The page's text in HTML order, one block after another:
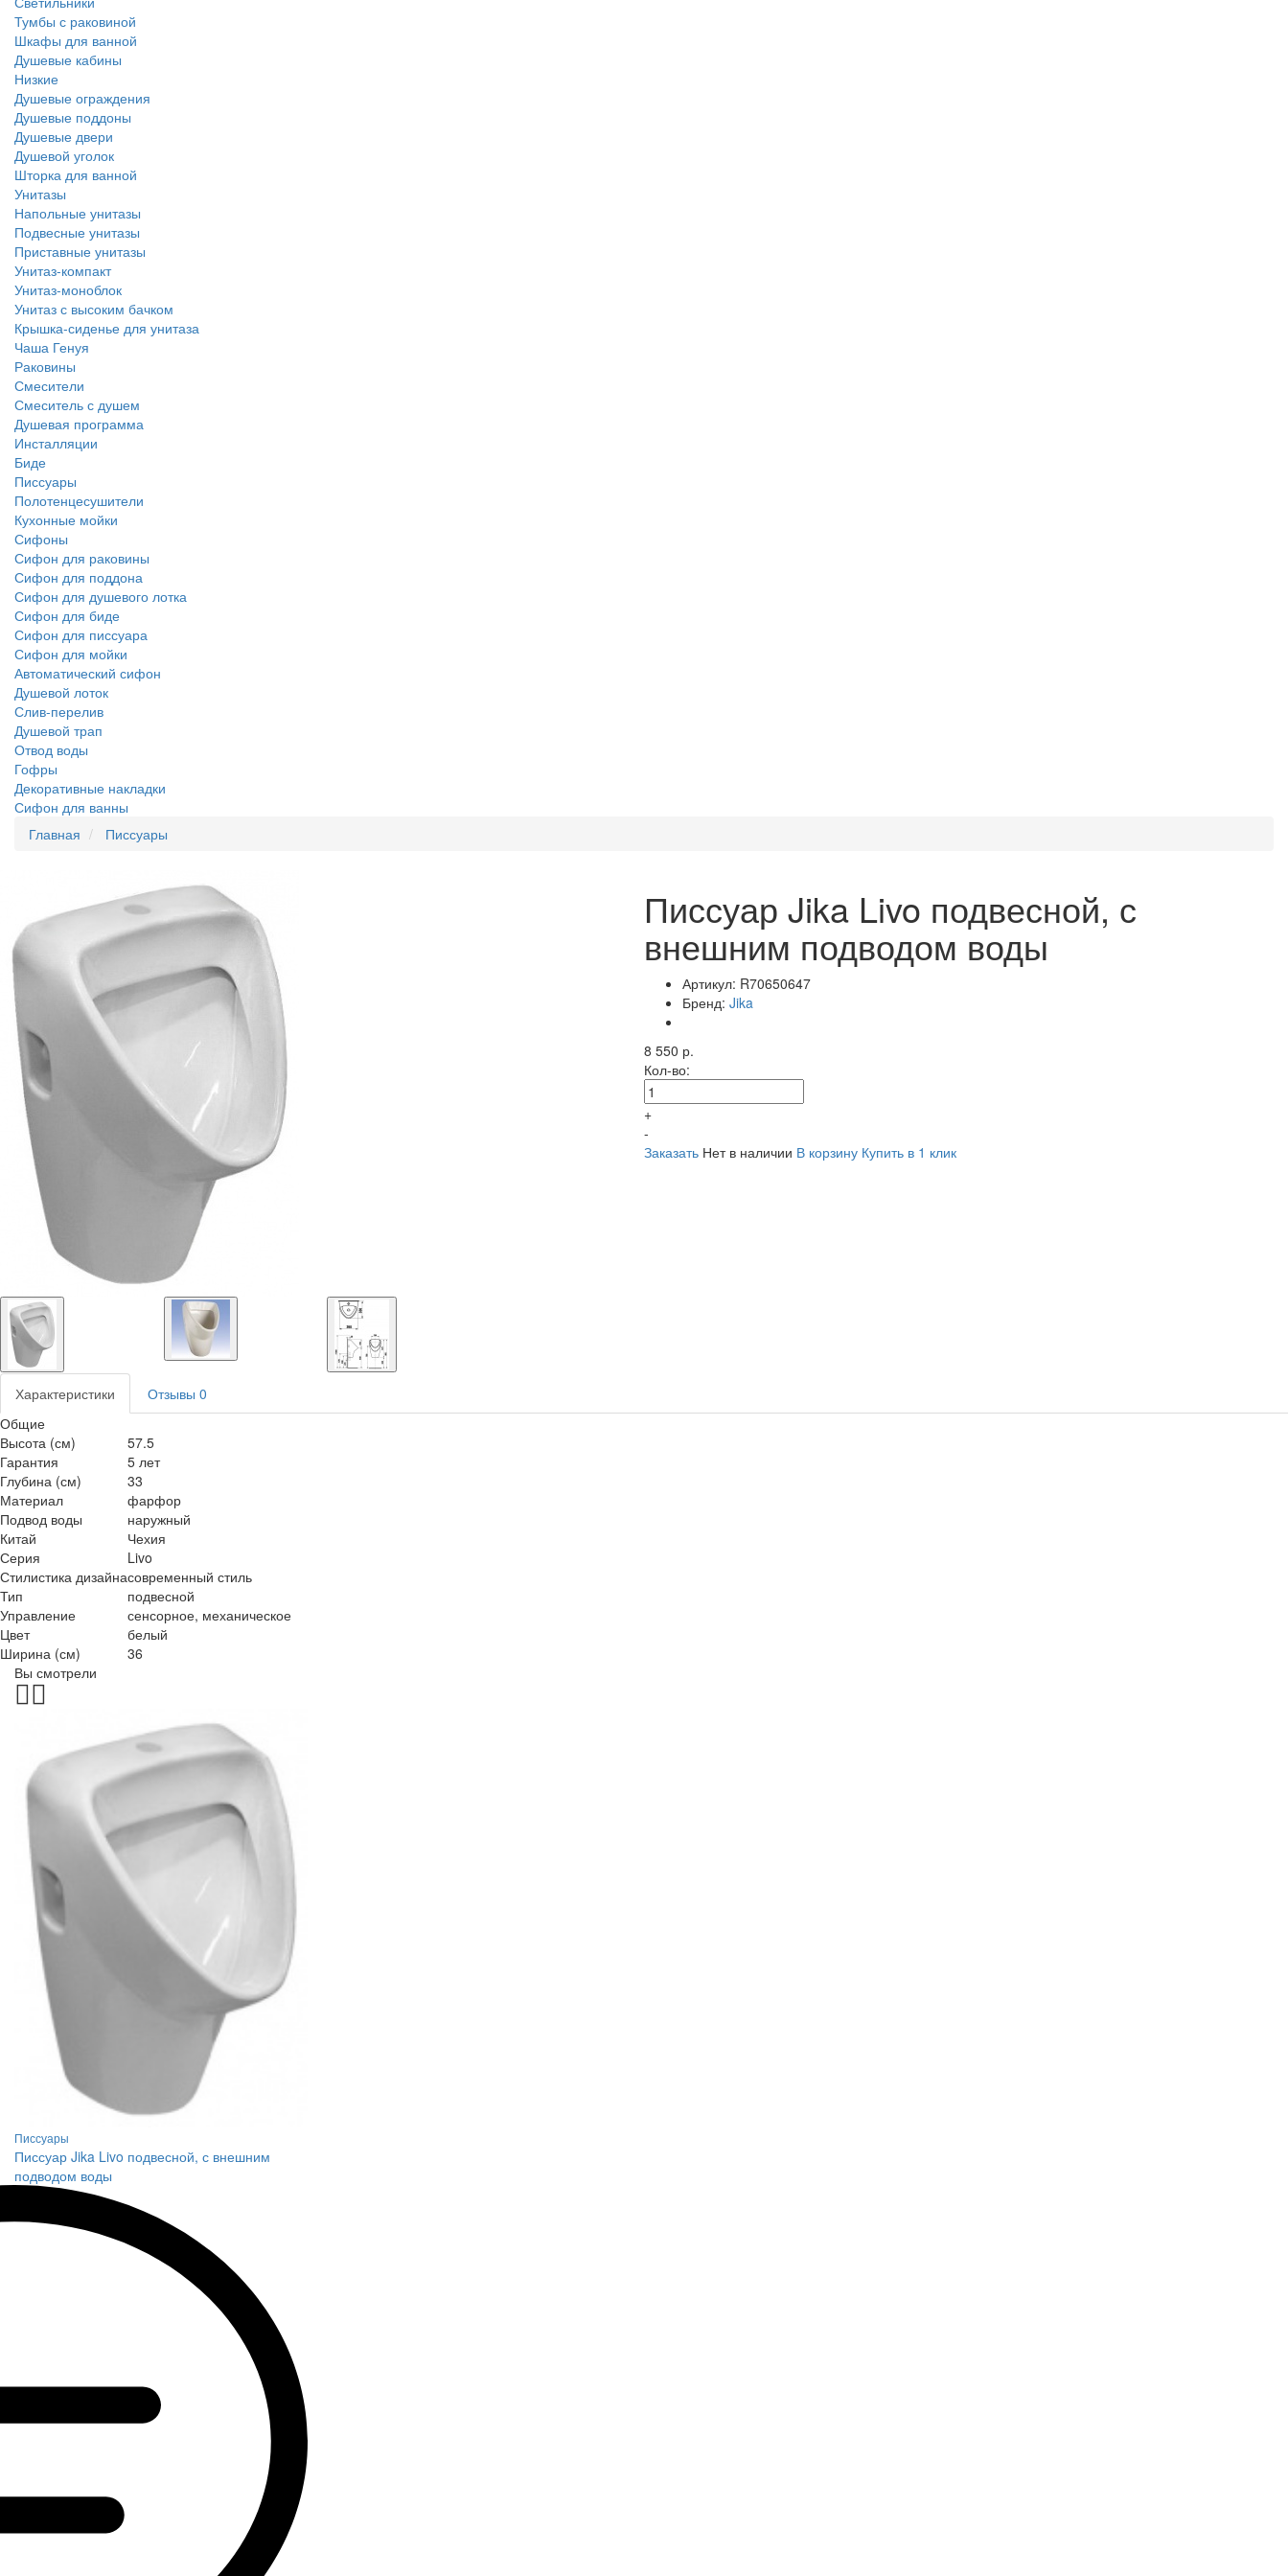
Тумбы с раковиной
Шкафы для ванной
Душевые кабины
Низкие
Душевые ограждения
Душевые поддоны
Душевые двери
Душевой уголок
Шторка для ванной
Унитазы
Напольные унитазы
Подвесные унитазы
Приставные унитазы
Унитаз-компакт
Унитаз-моноблок
Унитаз с высоким бачком
Крышка-сиденье для унитаза
Чаша Генуя
Раковины
Смесители
Смеситель с душем
Душевая программа
Инсталляции
Биде
Писсуары
Полотенцесушители
Кухонные мойки
Сифоны
Сифон для раковины
Сифон для поддона
Сифон для душевого лотка
Сифон для биде
Сифон для писсуара
Сифон для мойки
Автоматический сифон
Душевой лоток
Слив-перелив
Душевой трап
Отвод воды
Гофры
Декоративные накладки
Сифон для ванны
Главная
Писсуары
Писсуар Jika Livo подвесной, с
внешним подводом воды
Артикул: R70650647
Бренд: Jika
8 550 р.
Кол-во:
+
-
Заказать Нет в наличии В корзину Купить в 1 клик
Характеристики Отзывы 0
Общие
Высота (см)
57.5
Гарантия
5 лет
Глубина (см)
33
Материал
фарфор
Подвод воды
наружный
Китай
Чехия
Серия
Livo
Стилистика дизайнасовременный стиль
Тип
подвесной
Управление
сенсорное, механическое
Цвет
белый
Ширина (см)
36
Вы смотрели
Писсуары
Писсуар Jika Livo подвесной, с внешним
подводом воды